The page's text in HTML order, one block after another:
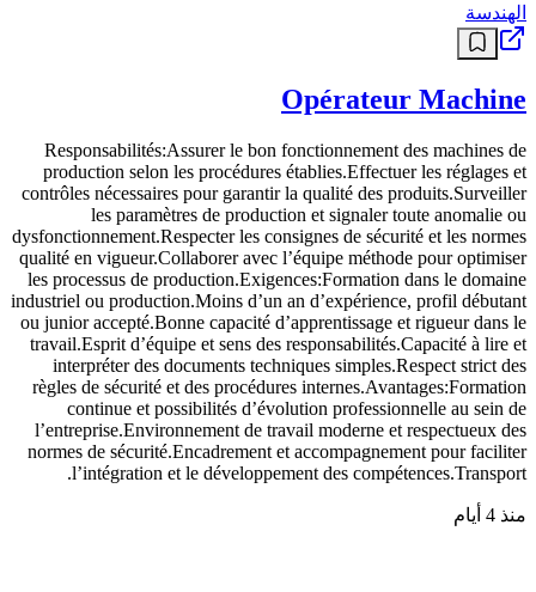
الهندسة
Opérateur Machine
Responsabilités:Assurer le bon fonctionnement des machines de
production selon les procédures établies.Effectuer les réglages et
contrôles nécessaires pour garantir la qualité des produits.Surveiller
les paramètres de production et signaler toute anomalie ou
dysfonctionnement.Respecter les consignes de sécurité et les normes
qualité en vigueur.Collaborer avec l’équipe méthode pour optimiser
les processus de production.Exigences:Formation dans le domaine
industriel ou production.Moins d’un an d’expérience, profil débutant
ou junior accepté.Bonne capacité d’apprentissage et rigueur dans le
travail.Esprit d’équipe et sens des responsabilités.Capacité à lire et
interpréter des documents techniques simples.Respect strict des
règles de sécurité et des procédures internes.Avantages:Formation
continue et possibilités d’évolution professionnelle au sein de
l’entreprise.Environnement de travail moderne et respectueux des
normes de sécurité.Encadrement et accompagnement pour faciliter
l’intégration et le développement des compétences.Transport.
منذ 4 أيام